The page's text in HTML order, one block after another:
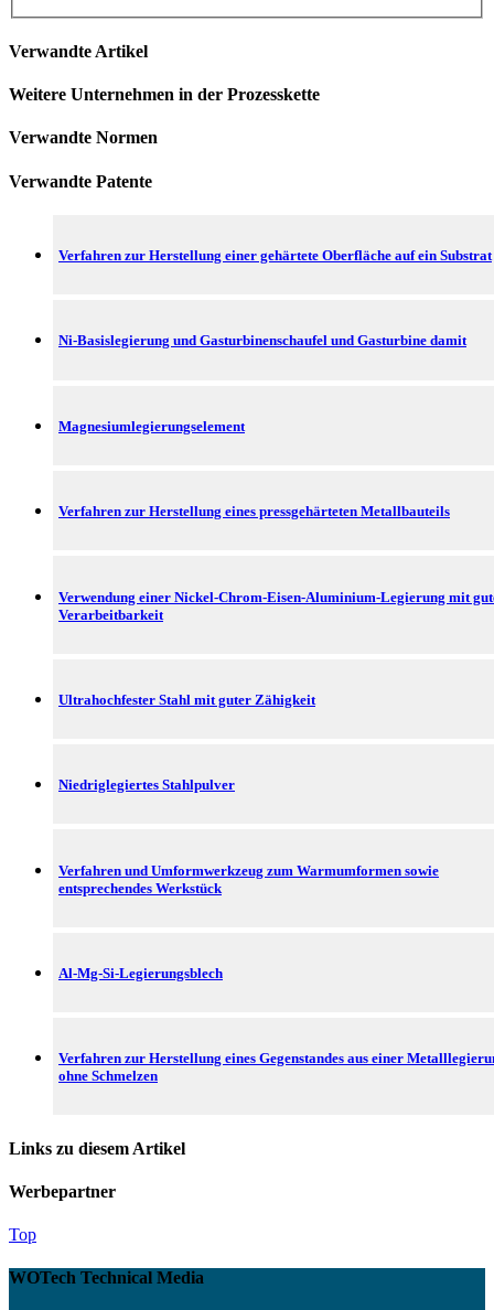
Verwandte Artikel
Weitere Unternehmen in der Prozesskette
Verwandte Normen
Verwandte Patente
Verfahren zur Herstellung einer gehärtete Oberfläche auf ein Substrat
Ni-Basislegierung und Gasturbinenschaufel und Gasturbine damit
Magnesiumlegierungselement
Verfahren zur Herstellung eines pressgehärteten Metallbauteils
Verwendung einer Nickel-Chrom-Eisen-Aluminium-Legierung mit
Verarbeitbarkeit
Ultrahochfester Stahl mit guter Zähigkeit
Niedriglegiertes Stahlpulver
Verfahren und Umformwerkzeug zum Warmumformen sowie
entsprechendes Werkstück
Al-Mg-Si-Legierungsblech
Verfahren zur Herstellung eines Gegenstandes aus einer
ohne Schmelzen
Links zu diesem Artikel
Werbepartner
Top
WOTech Technical Media